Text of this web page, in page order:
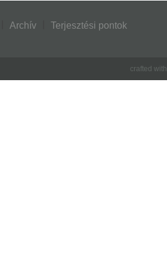
Archív Terjesztési pontok
crafted with